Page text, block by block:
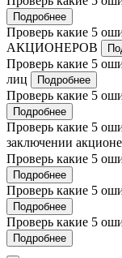
Подробнее
Проверь какие 5
АКЦИОНЕРОВ
Проверь какие 5
лиц
Подробнее
Проверь какие 5
Подробнее
Проверь какие 5
заключении
Проверь какие 5
Подробнее
Проверь какие 5
Подробнее
Проверь какие 5
Подробнее